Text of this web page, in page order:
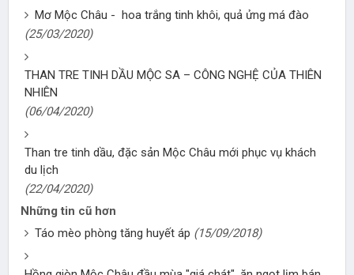
Mơ Mộc Châu - hoa trắng tinh khôi, quả ửng má đào
(25/03/2020)
THAN TRE TINH DẦU MỘC SA – CÔNG NGHỆ CỦA THIÊN
NHIÊN
(06/04/2020)
Than tre tinh dầu, đặc sản Mộc Châu mới phục vụ khách
du lịch
(22/04/2020)
Những tin cũ hơn
Táo mèo phòng tăng huyết áp (15/09/2018)